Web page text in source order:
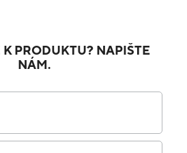
K PRODUKTU? NAPIŠTE
NÁM.